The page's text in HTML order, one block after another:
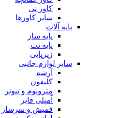
کاور نی
سایر کاورها
پایه آلات
پایه ساز
پایه نت
زیرپایی
سایر لوازم جانبی
آرشه
کلیفون
مترونوم و تیونر
آمپلی فایر
قمیش و سرساز